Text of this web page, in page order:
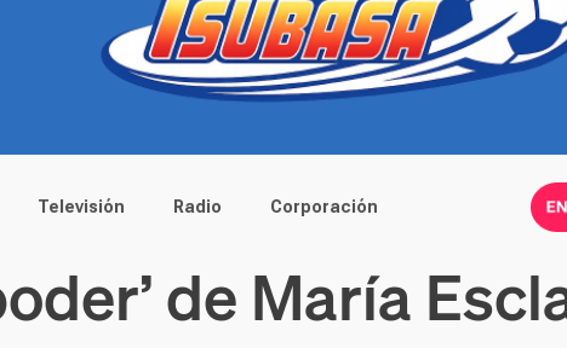
Televisión Radio Corporación
de María